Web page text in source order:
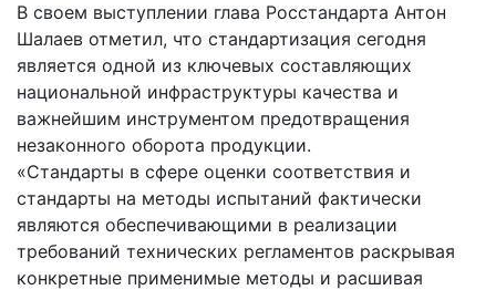
В своем выступлении глава Росстандарта Антон
Шалаев отметил, что стандартизация сегодня
является одной из ключевых составляющих
национальной инфраструктуры качества и
важнейшим инструментом предотвращения
незаконного оборота продукции.
«Стандарты в сфере оценки соответствия и
стандарты на методы испытаний фактически
являются обеспечивающими в реализации
требований технических регламентов раскрывая
конкретные применимые методы и расшивая